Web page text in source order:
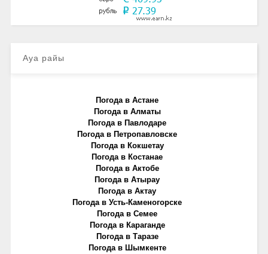
Ауа райы
Погода в Астане
Погода в Алматы
Погода в Павлодаре
Погода в Петропавловске
Погода в Кокшетау
Погода в Костанае
Погода в Актобе
Погода в Атырау
Погода в Актау
Погода в Усть-Каменогорске
Погода в Семее
Погода в Караганде
Погода в Таразе
Погода в Шымкенте